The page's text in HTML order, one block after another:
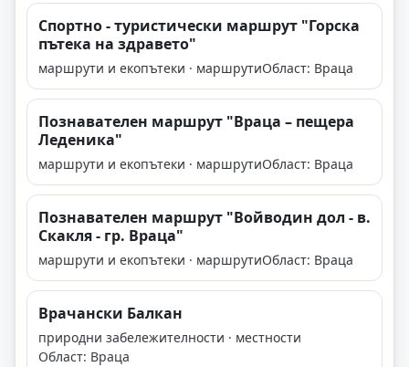
Спортно - туристически маршрут "Горска
пътека на здравето"
маршрути и екопътеки · маршрутиОбласт: Враца
Познавателен маршрут "Враца – пещера
Леденика"
маршрути и екопътеки · маршрутиОбласт: Враца
Познавателен маршрут "Войводин дол - в.
Скакля - гр. Враца"
маршрути и екопътеки · маршрутиОбласт: Враца
Врачански Балкан
природни забележителности · местности
Област: Враца